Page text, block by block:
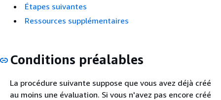
Étapes suivantes
Ressources supplémentaires
Conditions préalables
La procédure suivante suppose que vous avez déjà créé
au moins une évaluation. Si vous n'avez pas encore créé